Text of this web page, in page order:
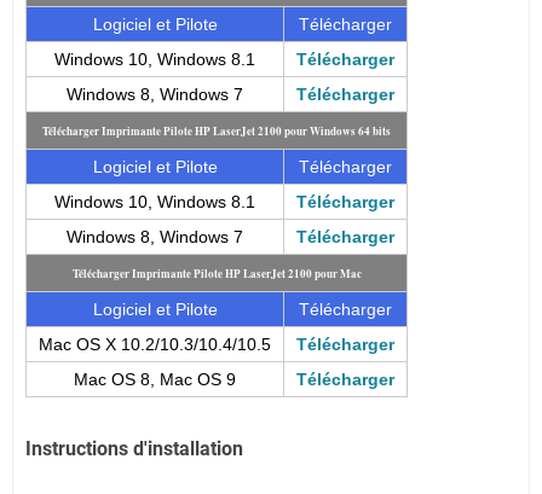
Logiciel et Pilote
Télécharger
Windows 10, Windows 8.1
Télécharger
Windows 8, Windows 7
Télécharger
Télécharger Imprimante Pilote HP LaserJet 2100 pour Windows 64 bits
Logiciel et Pilote
Télécharger
Windows 10, Windows 8.1
Télécharger
Windows 8, Windows 7
Télécharger
Télécharger Imprimante Pilote HP LaserJet 2100 pour Mac
Logiciel et Pilote
Télécharger
Mac OS X 10.2/10.3/10.4/10.5
Télécharger
Mac OS 8, Mac OS 9
Télécharger
Instructions d'installation